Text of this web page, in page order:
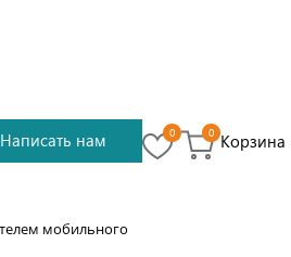
Написать нам 0 0 Корзина
мобильного